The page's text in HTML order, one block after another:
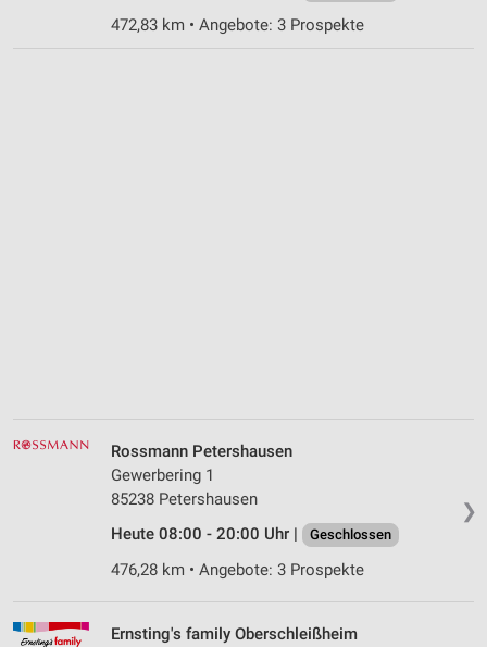
472,83 km • Angebote: 3 Prospekte
❯
Rossmann Petershausen
Gewerbering 1
85238 Petershausen
Heute 08:00 - 20:00 Uhr |
Geschlossen
476,28 km • Angebote: 3 Prospekte
Ernsting's family Oberschleißheim